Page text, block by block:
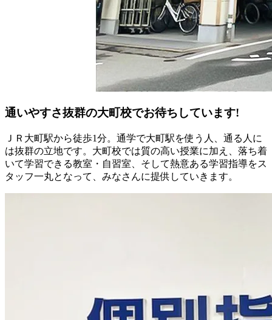
通いやすさ抜群の大町校でお待ちしています!
ＪＲ大町駅から徒歩1分。通学で大町駅を使う人、通る人に
は抜群の立地です。大町校では質の高い授業に加え、落ち着
いて学習できる教室・自習室、そして熱意ある学習指導をス
タッフ一丸となって、みなさんに提供していきます。